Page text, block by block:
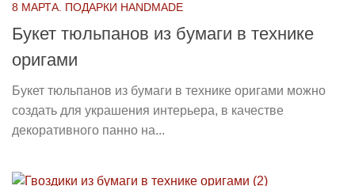
8 МАРТА. ПОДАРКИ HANDMADE
Букет тюльпанов из бумаги в технике
оригами
Букет тюльпанов из бумаги в технике оригами можно
создать для украшения интерьера, в качестве
декоративного панно на...